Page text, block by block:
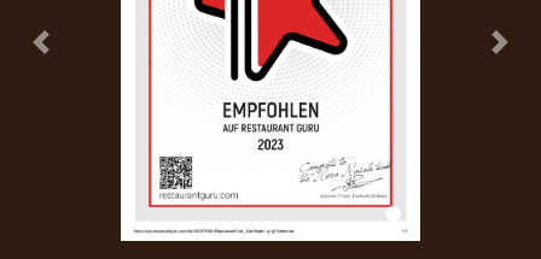
Previous Next